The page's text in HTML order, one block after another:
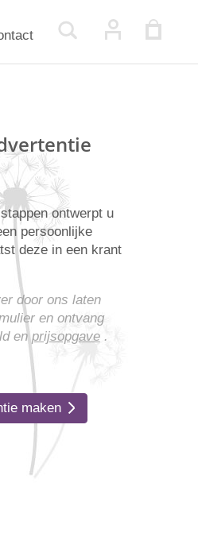
ontwerpt u
persoonlijke
deze in een krant
door ons laten
en ontvang
enprijsopgave.
maken